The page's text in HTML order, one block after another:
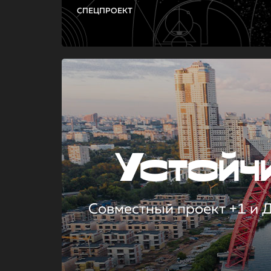
СПЕЦПРОЕКТ
Совместный проект +1 и